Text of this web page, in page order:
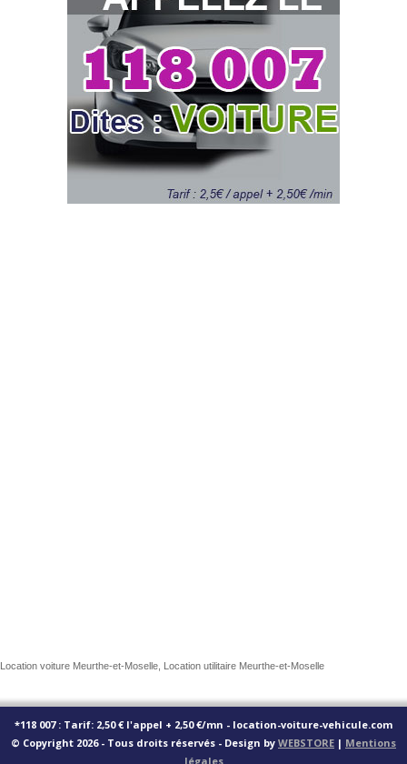
Location voiture Meurthe-et-Moselle, Location utilitaire Meurthe-et-Moselle
*118 007 : Tarif: 2,50 € l'appel + 2,50 €/mn - location-voiture-vehicule.com
© Copyright 2026 - Tous droits réservés - Design by WEBSTORE | Mentions
légales